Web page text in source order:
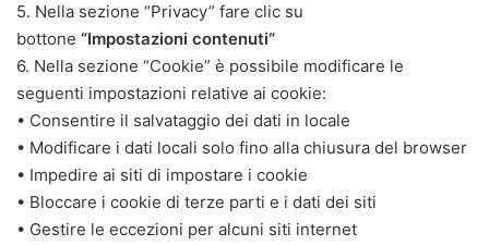
5. Nella sezione “Privacy” fare clic su
bottone “Impostazioni contenuti“
6. Nella sezione “Cookie” è possibile modificare le
seguenti impostazioni relative ai cookie:
• Consentire il salvataggio dei dati in locale
• Modificare i dati locali solo fino alla chiusura del browser
• Impedire ai siti di impostare i cookie
• Bloccare i cookie di terze parti e i dati dei siti
• Gestire le eccezioni per alcuni siti internet